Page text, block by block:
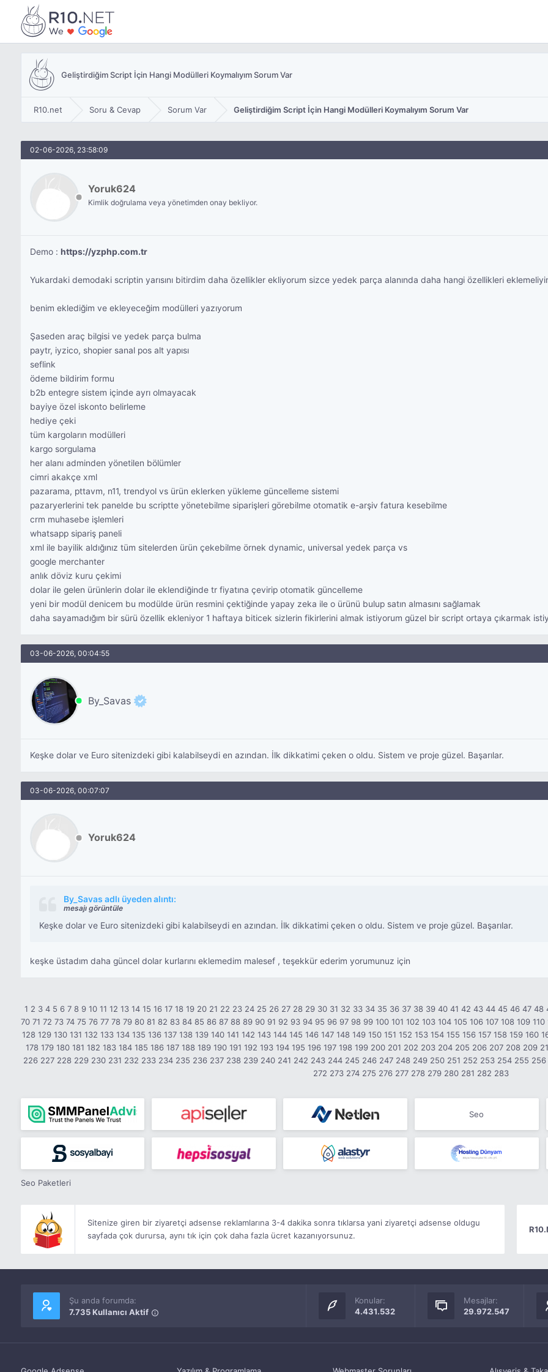
Geliştirdiğim Script İçin Hangi Modülleri Koymalıyım Sorum Var
R10.net Soru & Cevap Sorum Var Geliştirdiğim Script İçin Hangi Modülleri Koymalıyım Sorum Var
02-06-2026, 23:58:09
Yoruk624
Kimlik doğrulama veya yönetimden onay bekliyor.
Demo : https://yzphp.com.tr
Yukardaki demodaki scriptin yarısını bitirdim daha özellikler ekliyorum sizce yedek parça alanında daha hangi özellikleri
benim eklediğim ve ekleyeceğim modülleri yazıyorum
Şaseden araç bilgisi ve yedek parça bulma
paytr, iyzico, shopier sanal pos alt yapısı
seflink
ödeme bildirim formu
b2b entegre sistem içinde ayrı olmayacak
bayiye özel iskonto belirleme
hediye çeki
tüm kargoların modülleri
kargo sorgulama
her alanı adminden yönetilen bölümler
cimri akakçe xml
pazarama, pttavm, n11, trendyol vs ürün eklerken yükleme güncelleme sistemi
pazaryerlerini tek panelde bu scriptte yönetebilme siparişleri görebilme otomatik e-arşiv fatura kesebilme
crm muhasebe işlemleri
whatsapp sipariş paneli
xml ile bayilik aldığınız tüm sitelerden ürün çekebilme örnek dynamic, universal yedek parça vs
google merchanter
anlık döviz kuru çekimi
dolar ile gelen ürünlerin dolar ile eklendiğinde tr fiyatına çevirip otomatik güncelleme
yeni bir modül denicem bu modülde ürün resmini çektiğinde yapay zeka ile o ürünü bulup satın almasını sağlamak
daha sayamadığım bir sürü özellik ekleniyor 1 haftaya biticek sizlerin fikirlerini almak istiyorum güzel bir script ortaya çıkarmak
03-06-2026, 00:04:55
By_Savas
Keşke dolar ve Euro sitenizdeki gibi kalabilseydi en azından. İlk dikkatimi çeken o oldu. Sistem ve proje güzel. Başarılar.
03-06-2026, 00:07:07
Yoruk624
By_Savas adlı üyeden alıntı:
mesajı görüntüle
Keşke dolar ve Euro sitenizdeki gibi kalabilseydi en azından. İlk dikkatimi çeken o oldu. Sistem ve proje güzel. Başarılar.
keşke üstadım daha güncel dolar kurlarını eklemedim malesef , teşekkür ederim yorumunuz için
1 2 3 4 5 6 7 8 9 10 11 12 13 14 15 16 17 18 19 20 21 22 23 24 25 26 27 28 29 30 31 32 33 34 35 36 37 38 39 40 41 42 43 44 45 46 47 48
70 71 72 73 74 75 76 77 78 79 80 81 82 83 84 85 86 87 88 89 90 91 92 93 94 95 96 97 98 99 100 101 102 103 104 105 106 107 108 109 110
128 129 130 131 132 133 134 135 136 137 138 139 140 141 142 143 144 145 146 147 148 149 150 151 152 153 154 155 156 157 158 159 160
178 179 180 181 182 183 184 185 186 187 188 189 190 191 192 193 194 195 196 197 198 199 200 201 202 203 204 205 206 207 208 209
226 227 228 229 230 231 232 233 234 235 236 237 238 239 240 241 242 243 244 245 246 247 248 249 250 251 252 253 254 255 256
272 273 274 275 276 277 278 279 280 281 282 283
Seo
Seo Paketleri
Sitenize giren bir ziyaretçi adsense reklamlarına 3-4 dakika sonra tıklarsa yani ziyaretçi adsense oldugu
sayfada çok durursa, aynı tık için çok daha fazla ücret kazanıyorsunuz.
Şu anda forumda:
7.735 Kullanıcı Aktif
Konular:
4.431.532
Mesajlar:
29.972.547